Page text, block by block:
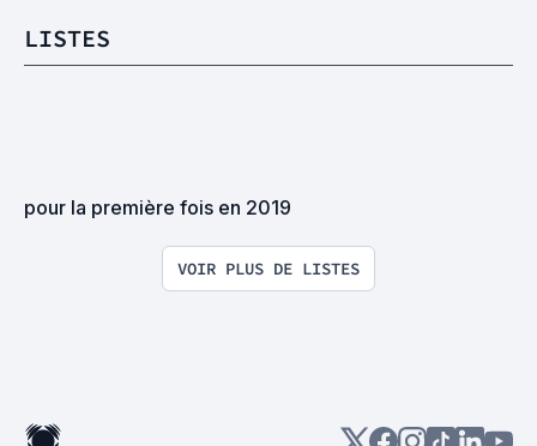
LISTES
pour la première fois en 2019
VOIR PLUS DE LISTES